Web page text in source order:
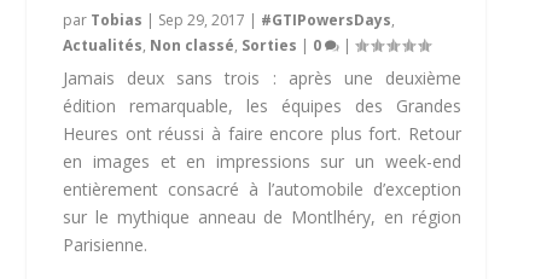
par Tobias | Sep 29, 2017 | #GTIPowersDays,
Actualités, Non classé, Sorties | 0 |
Jamais deux sans trois : après une deuxième
édition remarquable, les équipes des Grandes
Heures ont réussi à faire encore plus fort. Retour
en images et en impressions sur un week-end
entièrement consacré à l’automobile d’exception
sur le mythique anneau de Montlhéry, en région
Parisienne.